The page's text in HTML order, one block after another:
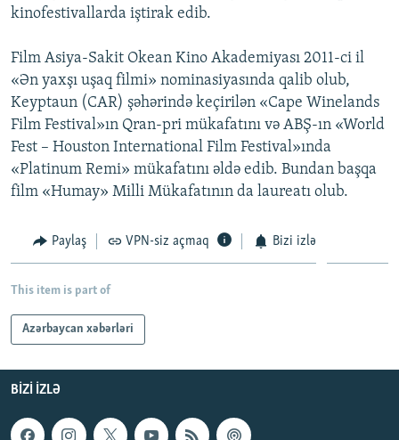
kinofestivallarda iştirak edib.
Film Asiya-Sakit Okean Kino Akademiyası 2011-ci il
«Ən yaxşı uşaq filmi» nominasiyasında qalib olub,
Keyptaun (CAR) şəhərində keçirilən «Cape Winelands
Film Festival»ın Qran-pri mükafatını və ABŞ-ın «World
Fest – Houston International Film Festival»ında
«Platinum Remi» mükafatını əldə edib. Bundan başqa
film «Humay» Milli Mükafatının da laureatı olub.
Paylaş VPN-siz açmaq Bizi izlə
This item is part of
Azərbaycan xəbərləri
BIZI IZLƏ